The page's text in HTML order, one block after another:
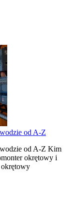
od A-Z
od A-Z Kim
okrętowy i
okrętowy